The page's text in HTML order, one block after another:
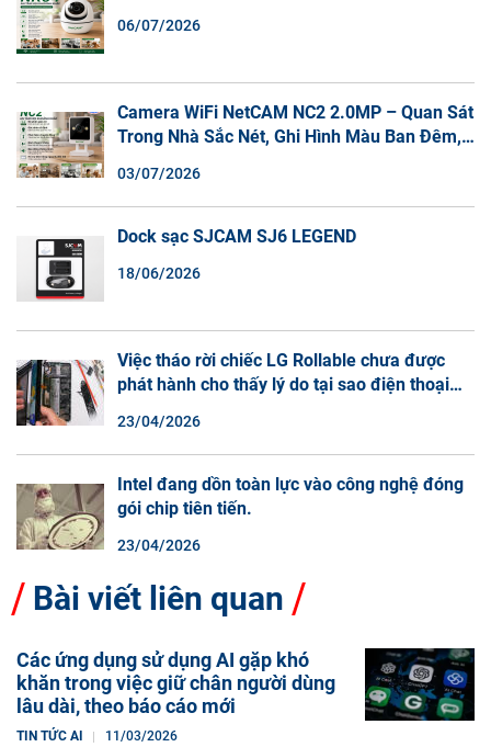
06/07/2026
Camera WiFi NetCAM NC2 2.0MP – Quan Sát
Trong Nhà Sắc Nét, Ghi Hình Màu Ban Đêm,
03/07/2026
Dock sạc SJCAM SJ6 LEGEND
18/06/2026
Việc tháo rời chiếc LG Rollable chưa được
phát hành cho thấy lý do tại sao điện thoại
23/04/2026
Intel đang dồn toàn lực vào công nghệ đóng
gói chip tiên tiến.
23/04/2026
Bài viết liên quan
Các ứng dụng sử dụng AI gặp khó
khăn trong việc giữ chân người dùng
lâu dài, theo báo cáo mới
TIN TỨC AI 11/03/2026